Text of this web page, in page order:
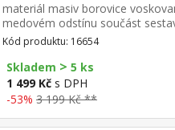
materiál masiv borovice
medovém odstínu součást
2
Kód produktu: 16654
Skladem > 5 ks
1 499 Kč s DPH
-53% 3 199 Kč **